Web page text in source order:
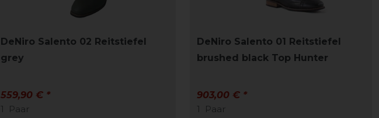
DeNiro Salento 02 Reitstiefel
grey
559,90 € *
1
Paar
DeNiro Salento 01 Reitstiefel
brushed black Top Hunter
903,00 € *
1
Paar